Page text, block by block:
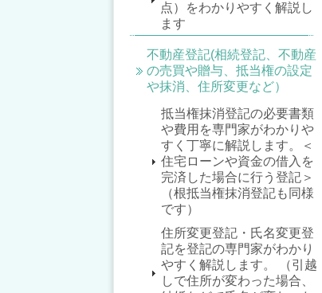
点）をわかりやすく解説し
ます
不動産登記(相続登記、不動産
の売買や贈与、抵当権の設定
や抹消、住所変更など）
抵当権抹消登記の必要書類
や費用を専門家がわかりや
すく丁寧に解説します。＜
住宅ローンや資金の借入を
完済した場合に行う登記＞
（根抵当権抹消登記も同様
です）
住所変更登記・氏名変更登
記を登記の専門家がわかり
やすく解説します。 （引越
しで住所が変わった場合、